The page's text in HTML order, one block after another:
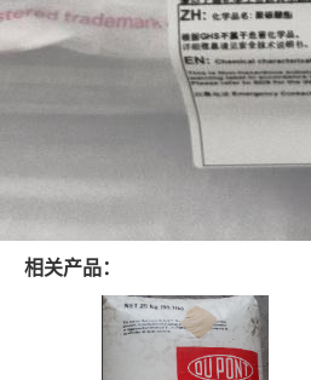
相关产品：